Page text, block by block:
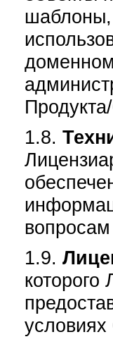
шаблоны,
1.8.
1.9.